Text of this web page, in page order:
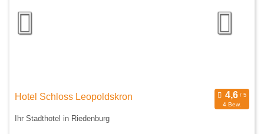
Hotel Schloss Leopoldskron
4 Bew.
Ihr Stadthotel in Riedenburg